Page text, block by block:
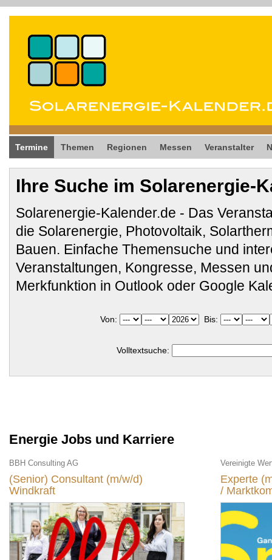
Termine Themen Regionen Messen Veranstalter
Ihre Suche im Solarenergie-
Solarenergie-Kalender.de - Das
die Solarenergie, Photovoltaik,
Bauen. Einfache Themensuche und
Veranstaltungen, Kongresse, Messen
Merkfunktion in Outlook oder Google
Von: Bis:
Volltextsuche:
Energie Jobs und Karriere
BBH Consulting AG
(Senior) Consultant (m/w/d)
Windkraft
Vereinigte
Experte
/